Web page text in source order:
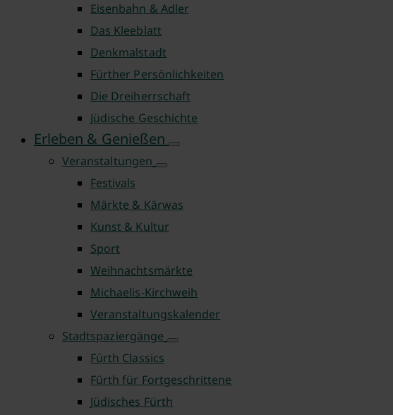
Eisenbahn & Adler
Das Kleeblatt
Denkmalstadt
Fürther Persönlichkeiten
Die Dreiherrschaft
Jüdische Geschichte
Erleben & Genießen
Veranstaltungen
Festivals
Märkte & Kärwas
Kunst & Kultur
Sport
Weihnachtsmärkte
Michaelis-Kirchweih
Veranstaltungskalender
Stadtspaziergänge
Fürth Classics
Fürth für Fortgeschrittene
Jüdisches Fürth